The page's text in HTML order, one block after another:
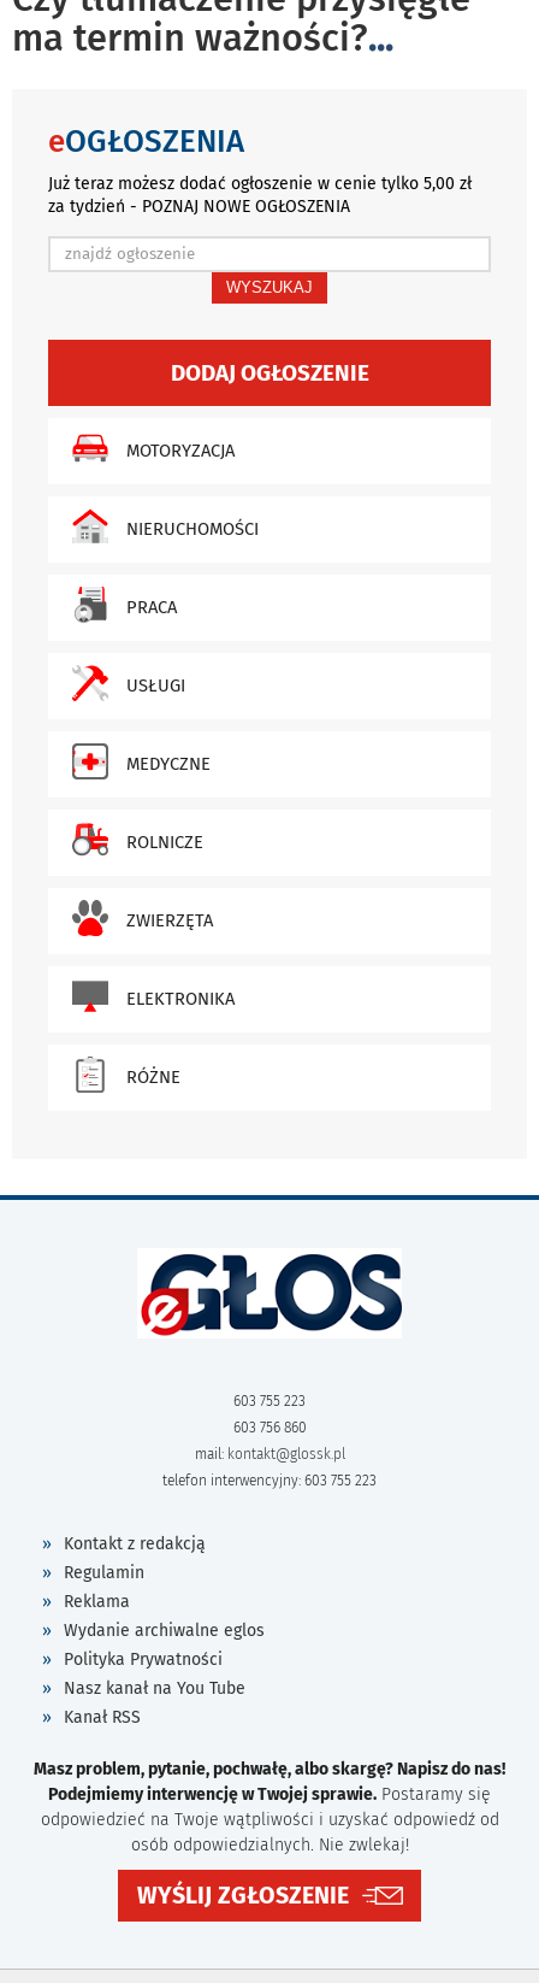
ma termin ważności?...
eOGŁOSZENIA
Już teraz możesz dodać ogłoszenie w cenie tylko 5,00 zł
za tydzień - POZNAJ NOWE OGŁOSZENIA
WYSZUKAJ
DODAJ OGŁOSZENIE
MOTORYZACJA
NIERUCHOMOŚCI
PRACA
USŁUGI
MEDYCZNE
ROLNICZE
ZWIERZĘTA
ELEKTRONIKA
RÓŻNE
603 755 223
603 756 860
mail: kontakt@glossk.pl
telefon interwencyjny: 603 755 223
Kontakt z redakcją
Regulamin
Reklama
Wydanie archiwalne eglos
Polityka Prywatności
Nasz kanał na You Tube
Kanał RSS
Masz problem, pytanie, pochwałę, albo skargę? Napisz do nas!
Podejmiemy interwencję w Twojej sprawie. Postaramy się
odpowiedzieć na Twoje wątpliwości i uzyskać odpowiedź od
osób odpowiedzialnych. Nie zwlekaj!
WYŚLIJ ZGŁOSZENIE